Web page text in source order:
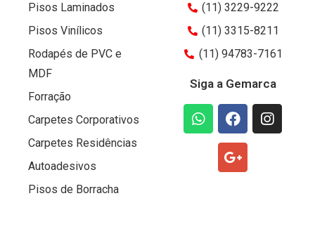
Pisos Laminados
Pisos Vinílicos
Rodapés de PVC e
MDF
Forração
Carpetes Corporativos
Carpetes Residências
Autoadesivos
Pisos de Borracha
(11) 3229-9222
(11) 3315-8211
(11) 94783-7161
Siga a Gemarca